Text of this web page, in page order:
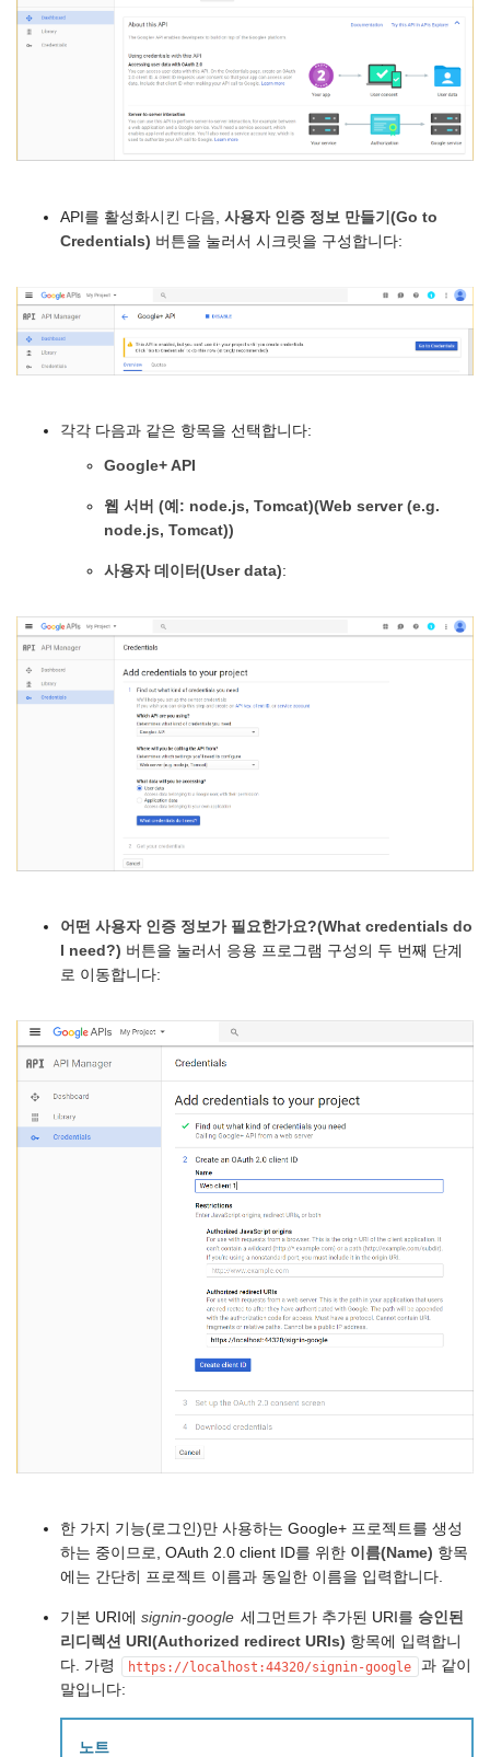
API를 활성화시킨 다음, 사용자 인증 정보 만들기(Go to
Credentials) 버튼을 눌러서 시크릿을 구성합니다:
각각 다음과 같은 항목을 선택합니다:
Google+ API
웹 서버 (예: node.js, Tomcat)(Web server (e.g.
node.js, Tomcat))
사용자 데이터(User data):
어떤 사용자 인증 정보가 필요한가요?(What credentials do
I need?) 버튼을 눌러서 응용 프로그램 구성의 두 번째 단계
로 이동합니다:
한 가지 기능(로그인)만 사용하는 Google+ 프로젝트를 생성
하는 중이므로, OAuth 2.0 client ID를 위한 이름(Name) 항목
에는 간단히 프로젝트 이름과 동일한 이름을 입력합니다.
기본 URI에 signin-google 세그먼트가 추가된 URI를 승인된
리디렉션 URI(Authorized redirect URIs) 항목에 입력합니
다. 가령
https://localhost:44320/signin-google
과 같이
말입니다:
노트